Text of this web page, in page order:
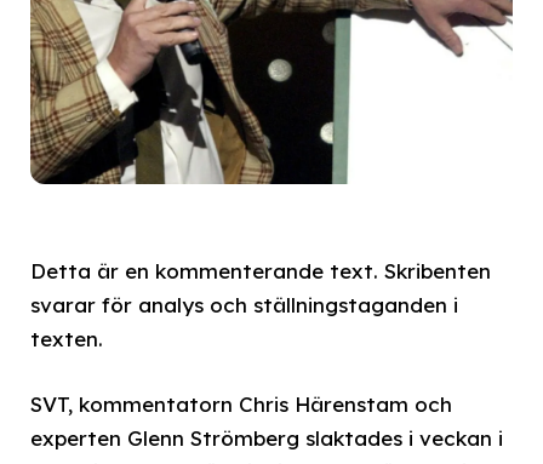
Detta är en kommenterande text. Skribenten
svarar för analys och ställningstaganden i
texten.
SVT, kommentatorn Chris Härenstam och
experten Glenn Strömberg slaktades i veckan i